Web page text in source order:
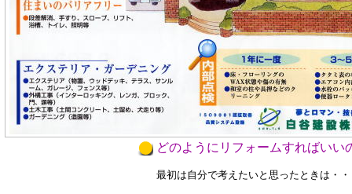
どのようにリフォームすればいい
最初は自分で考えたいと思ったときは・